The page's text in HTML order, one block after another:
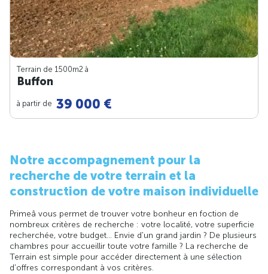
Terrain de 1500m2 à
Buffon
à partir de 39 000 €
Notre accompagnement pour la
recherche de votre terrain et la
construction de votre maison individuelle
Primeâ vous permet de trouver votre bonheur en foction de
nombreux critères de recherche : votre localité, votre superficie
recherchée, votre budget... Envie d'un grand jardin ? De plusieurs
chambres pour accueillir toute votre famille ? La recherche de
Terrain est simple pour accéder directement à une sélection
d'offres correspondant à vos critères.